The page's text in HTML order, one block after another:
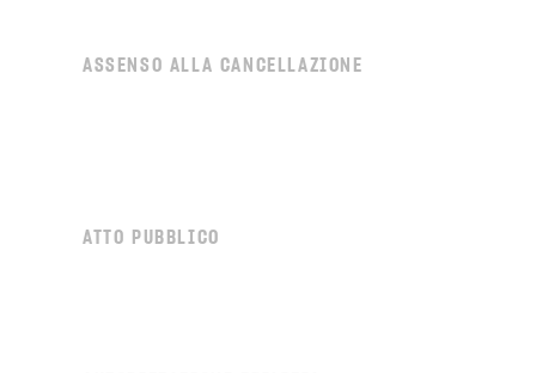
ASSENSO ALLA CANCELLAZIONE
ATTO PUBBLICO